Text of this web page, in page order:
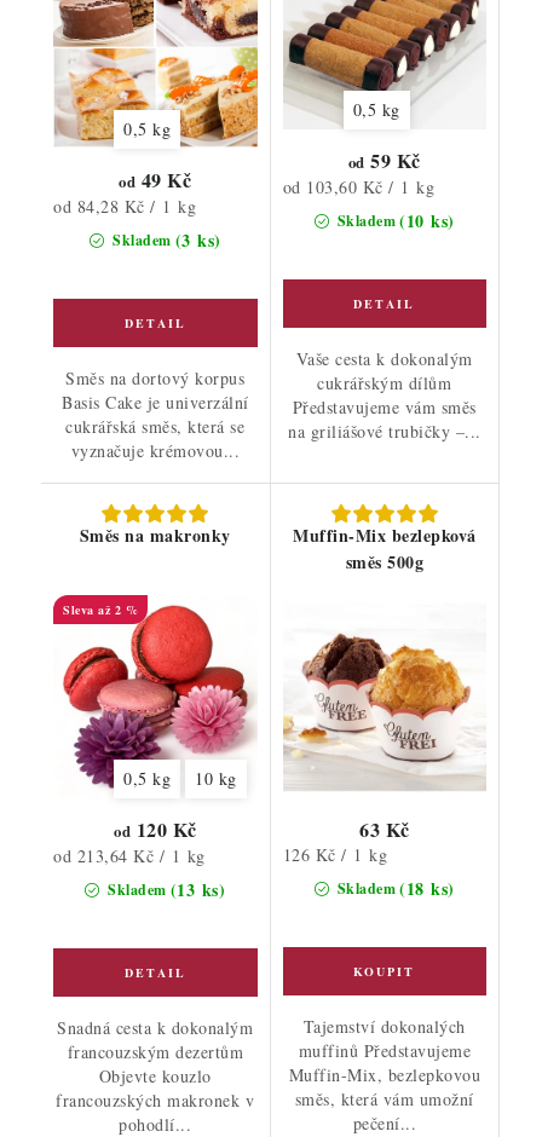
0,5 kg
Skladem (3 ks)
od 49 Kč
Měrná
od 84,28 Kč / 1 kg
Směs na dortový korpus
Basis Cake je univerzální
cukrářská směs, která se
vyznačuje krémovou...
0,5 kg
Skladem(10 ks)
od 59 Kč
Měrná
cena:
od 103,60 Kč / 1 kg
Vaše cesta k dokonalým
cukrářským dílům
Představujeme vám směs
na griliášové trubičky –...
Směs na makronky
až 2 %
0,5 kg 10 kg
Skladem (13 ks)
od 120 Kč
Měrná
cena:
od 213,64 Kč / 1 kg
Snadná cesta k dokonalým
francouzským dezertům
Objevte kouzlo
francouzských makronek v
pohodlí...
Muffin-Mix bezlepková
směs 500g
Skladem(18 ks)
63 Kč
Měrná
cena:
126 Kč / 1 kg
Tajemství dokonalých
muffinů Představujeme
Muffin-Mix, bezlepkovou
směs, která vám umožní
pečení...